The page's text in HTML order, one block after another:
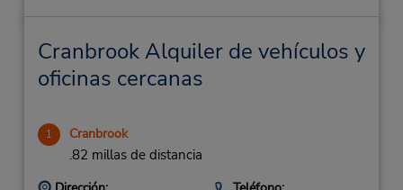
Cranbrook Alquiler de vehículos y
oficinas cercanas
1 Cranbrook
.82 millas de distancia